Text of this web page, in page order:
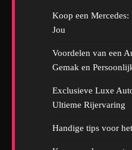
Koop een
Jou
Voordelen van een
Gemak en
Exclusieve Luxe
Ultieme Rijervaring
Handige tips voor